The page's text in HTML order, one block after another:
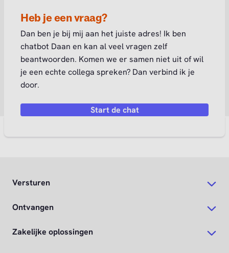
Heb je een vraag?
Dan ben je bij mij aan het juiste adres! Ik ben
chatbot Daan en kan al veel vragen zelf
beantwoorden. Komen we er samen niet uit of wil
je een echte collega spreken? Dan verbind ik je
door.
Start de chat
Versturen
Ontvangen
Zakelijke oplossingen